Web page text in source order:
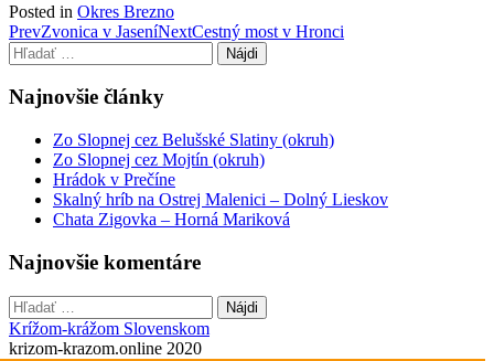
Posted in Okres Brezno
Post
navigation
PrevZvonica v JaseníNextCestný most v Hronci
Hľadať:
Najnovšie články
Zo Slopnej cez Belušské Slatiny (okruh)
Zo Slopnej cez Mojtín (okruh)
Hrádok v Prečíne
Skalný hríb na Ostrej Malenici – Dolný Lieskov
Chata Zigovka – Horná Mariková
Najnovšie komentáre
Hľadať:
Krížom-krážom Slovenskom
krizom-krazom.online 2020